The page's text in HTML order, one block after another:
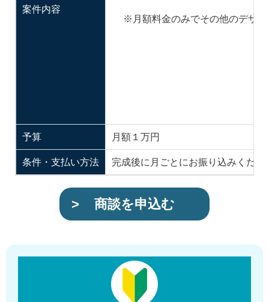
案件内容
※月額料金のみでその他のデザイ
予算 月額１万円
条件・支払い方法 完成後に月ごとにお振り込みくださ
商談を申込む